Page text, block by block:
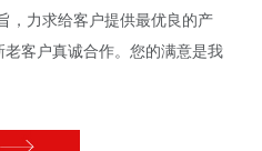
，力求给客户提供最优良的产
客户真诚合作。您的满意是我